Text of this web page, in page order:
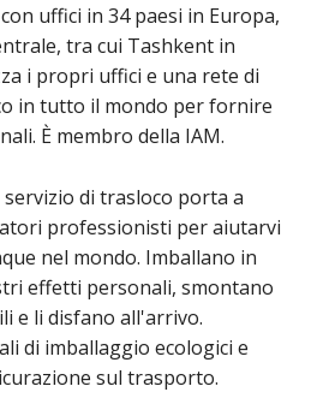
uffici in 34 paesi in Europa,
tra cui Tashkent in
i propri uffici e una rete di
in tutto il mondo per fornire
È membro della IAM.
di trasloco porta a
professionisti per aiutarvi
nel mondo. Imballano in
effetti personali, smontano
e li disfano all'arrivo.
di imballaggio ecologici e
sul trasporto.